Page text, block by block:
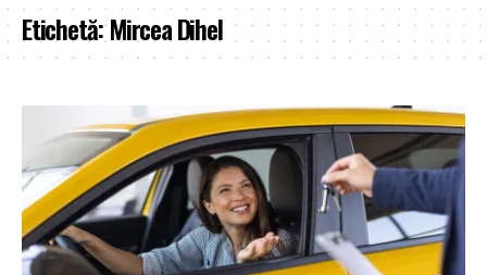
Etichetă:Mircea Dihel